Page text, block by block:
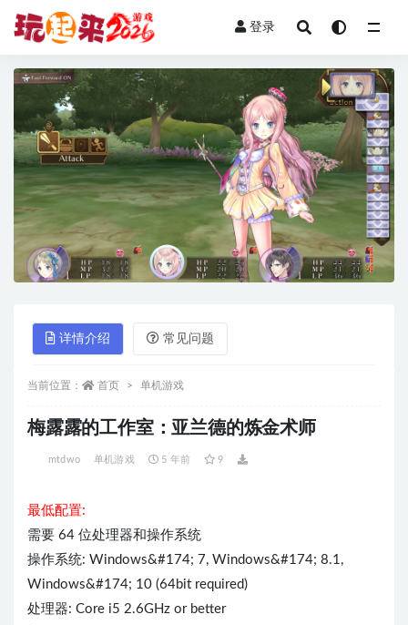
登录
详情介绍 常见问题
当前位置： 首页 单机游戏
梅露露的工作室：亚兰德的炼金术师
mtdwo 单机游戏 5 年前 9
最低配置:
需要 64 位处理器和操作系统
操作系统: Windows&#174; 7, Windows&#174; 8.1,
Windows&#174; 10 (64bit required)
处理器: Core i5 2.6GHz or better